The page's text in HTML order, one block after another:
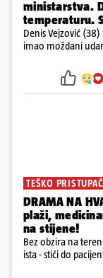
ministarstva.
temperaturu.
Denis Vejzović
imao moždani
tamošnji liječnici
TEŠKO
DRAMA NA
plaži,
na stijene!
Bez obzira na
ista - stići do